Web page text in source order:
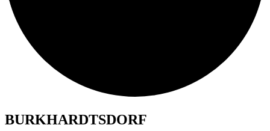
BURKHARDTSDORF